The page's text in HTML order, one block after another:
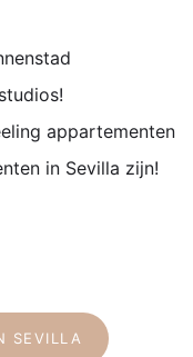
appartementen
in Sevilla zijn!
SEVILLA